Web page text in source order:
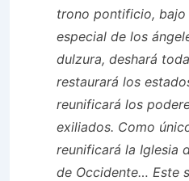
trono pontificio,
especial de los
dulzura, deshará
restaurará los
reunificará los
exiliados. Como
reunificará la Iglesia
de Occidente… Este